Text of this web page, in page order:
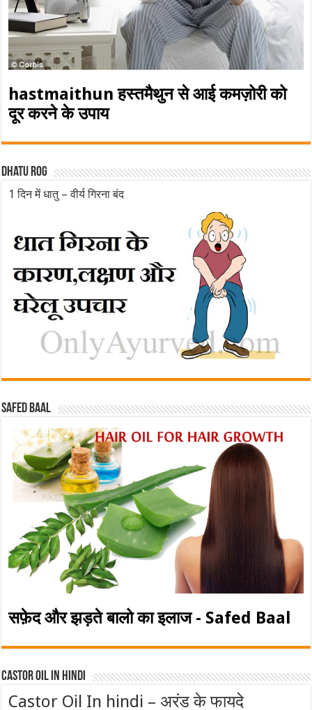
hastmaithun हस्तमैथुन से आई कमज़ोरी को
दूर करने के उपाय
Dhatu rog
1 दिन में धातु – वीर्य गिरना बंद
Safed baal
सफ़ेद और झड़ते बालो का इलाज - Safed Baal
Castor Oil In Hindi
Castor Oil In hindi – अरंड के फायदे